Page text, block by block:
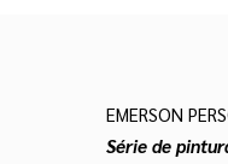
EMERSON
Série de